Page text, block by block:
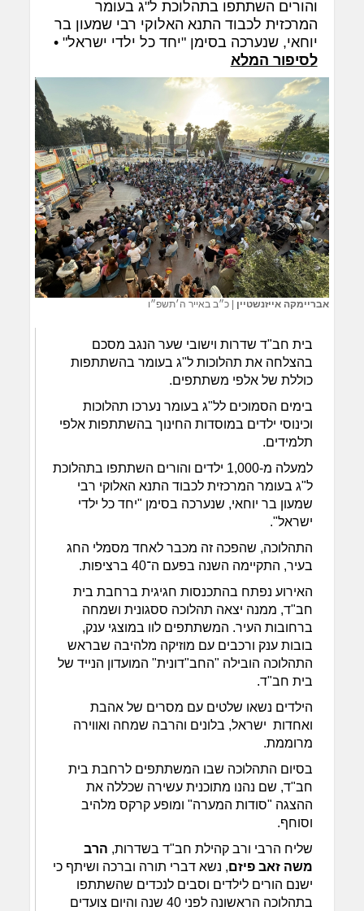
והורים השתתפו בתהלוכת ל"ג בעומר
המרכזית לכבוד התנא האלוקי רבי שמעון בר
יוחאי, שנערכה בסימן "יחד כל ילדי ישראל" •
לסיפור המלא
אבריימקה אייזנשטיין |כ״ב באייר ה׳תשפ״ו
בית חב"ד שדרות וישובי שער הנגב מסכם
בהצלחה את תהלוכות ל"ג בעומר בהשתתפות
כוללת של אלפי משתתפים.
בימים הסמוכים לל"ג בעומר נערכו תהלוכות
וכינוסי ילדים במוסדות החינוך בהשתתפות אלפי
תלמידים.
למעלה מ-1,000 ילדים והורים השתתפו בתהלוכת
ל"ג בעומר המרכזית לכבוד התנא האלוקי רבי
שמעון בר יוחאי, שנערכה בסימן "יחד כל ילדי
ישראל".
התהלוכה, שהפכה זה מכבר לאחד מסמלי החג
בעיר, התקיימה השנה בפעם ה־40 ברציפות.
האירוע נפתח בהתכנסות חגיגית ברחבת בית
חב"ד, ממנה יצאה תהלוכה ססגונית ושמחה
ברחובות העיר. המשתתפים לוו במוצגי ענק,
בובות ענק ורכבים עם מוזיקה מלהיבה שבראש
התהלוכה הובילה "החב"דונית" המועדון הנייד של
בית חב"ד.
הילדים נשאו שלטים עם מסרים של אהבת
ואחדות ישראל, בלונים והרבה שמחה ואווירה
מרוממת.
בסיום התהלוכה שבו המשתתפים לרחבת בית
חב"ד, שם נהנו מתוכנית עשירה שכללה את
ההצגה "סודות המערה" ומופע קרקס מלהיב
וסוחף.
שליח הרבי ורב קהילת חב"ד בשדרות, הרב
משה זאב פיזם, נשא דברי תורה וברכה ושיתף כי
ישנם הורים לילדים וסבים לנכדים שהשתתפו
בתהלוכה הראשונה לפני 40 שנה והיום צועדים